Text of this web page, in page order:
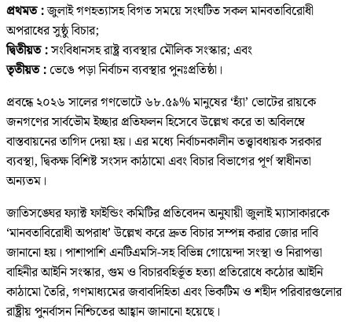
প্রথমত :জুলাই গণহত্যাসহ বিগত সময়ে সংঘটিত সকল মানবতাবিরোধী
অপরাধের সুষ্ঠু বিচার;
দ্বিতীয়ত :সংবিধানসহ রাষ্ট্র ব্যবস্থার মৌলিক সংস্কার; এবং
তৃতীয়ত : ভেঙে পড়া নির্বাচন ব্যবস্থার পুনঃপ্রতিষ্ঠা।
প্রবন্ধে ২০২৬ সালের গণভোটে ৬৮.৫৯% মানুষের ‘হ্যাঁ’ ভোটের রায়কে
জনগণের সার্বভৌম ইচ্ছার প্রতিফলন হিসেবে উল্লেখ করে তা অবিলম্বে
বাস্তবায়নের তাগিদ দেয়া হয়। এর মধ্যে নির্বাচনকালীন তত্ত্বাবধায়ক সরকার
ব্যবস্থা, দ্বিকক্ষ বিশিষ্ট সংসদ কাঠামো এবং বিচার বিভাগের পূর্ণ স্বাধীনতা
অন্যতম।
জাতিসঙ্ঘের ফ্যাক্ট ফাইন্ডিং কমিটির প্রতিবেদন অনুযায়ী জুলাই ম্যাসাকারকে
‘মানবতাবিরোধী অপরাধ’ উল্লেখ করে দ্রুত বিচার সম্পন্ন করার জোর দাবি
জানানো হয়। পাশাপাশি এনটিএমসি-সহ বিভিন্ন গোয়েন্দা সংস্থা ও নিরাপত্তা
বাহিনীর আইনি সংস্কার, গুম ও বিচারবহির্ভূত হত্যা প্রতিরোধে কঠোর আইনি
কাঠামো তৈরি, গণমাধ্যমের জবাবদিহিতা এবং ভিকটিম ও শহীদ পরিবারগুলোর
রাষ্ট্রীয় পুনর্বাসন নিশ্চিতের আহ্বান জানানো হয়েছে।